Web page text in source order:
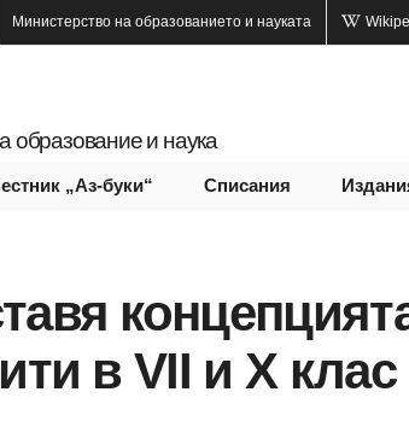
Министерство на образованието и науката
образование и наука
„Аз-буки“ Списания
в VII и X клас